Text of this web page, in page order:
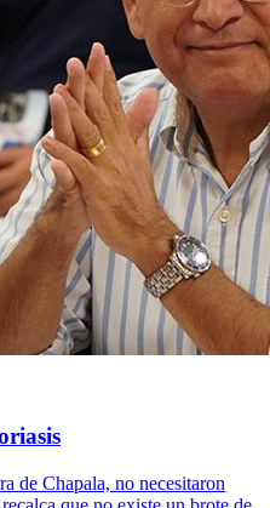
de Chapala, no necesitaron